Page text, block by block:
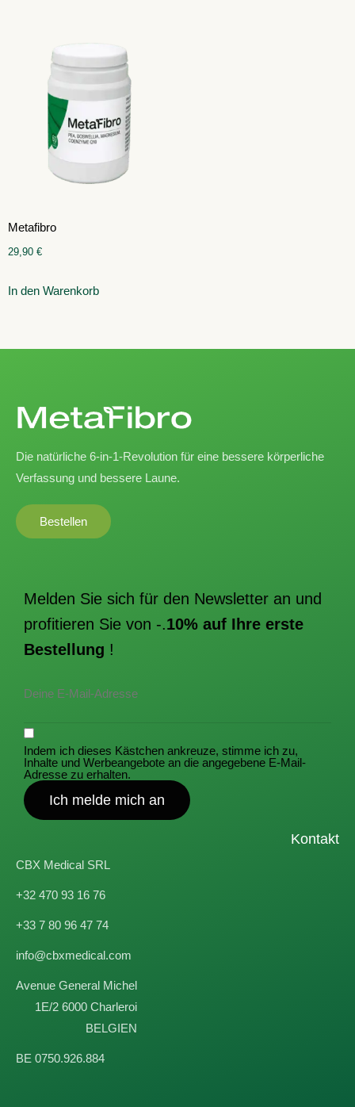
Metafibro
29,90 €
In den Warenkorb
Die natürliche 6-in-1-Revolution für eine bessere körperliche
Verfassung und bessere Laune.
Bestellen
Melden Sie sich für den Newsletter an und
profitieren Sie von -.10% auf Ihre erste
Bestellung !
Indem ich dieses Kästchen ankreuze, stimme ich zu,
Inhalte und Werbeangebote an die angegebene E-Mail-
Adresse zu erhalten.
Ich melde mich an
Kontakt
CBX Medical SRL
+32 470 93 16 76
+33 7 80 96 47 74
info@cbxmedical.com
Avenue General Michel
1E/2 6000 Charleroi
BELGIEN
BE 0750.926.884